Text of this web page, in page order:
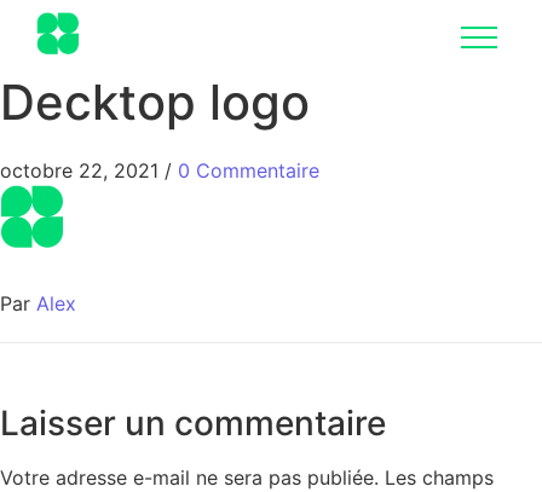
Decktop logo
octobre 22, 2021 / 0 Commentaire
Par Alex
Laisser un commentaire
Votre adresse e-mail ne sera pas publiée. Les champs